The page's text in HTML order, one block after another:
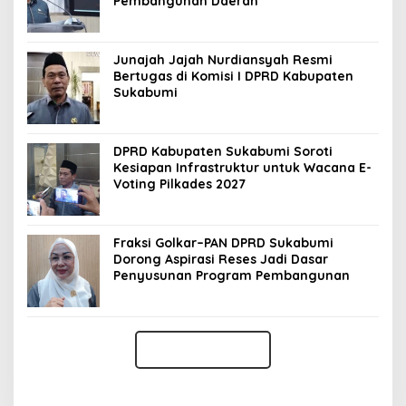
Junajah Jajah Nurdiansyah Resmi
Bertugas di Komisi I DPRD Kabupaten
Sukabumi
DPRD Kabupaten Sukabumi Soroti
Kesiapan Infrastruktur untuk Wacana E-
Voting Pilkades 2027
Fraksi Golkar–PAN DPRD Sukabumi
Dorong Aspirasi Reses Jadi Dasar
Penyusunan Program Pembangunan